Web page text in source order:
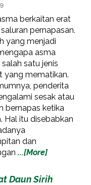
berkaitan erat
pernapasan.
yang menjadi
asma
satu jenis
yang mematikan.
penderita
sesak atau
bernapas ketika
Hal itu disebabkan
dan
...[More]
Daun Sirih